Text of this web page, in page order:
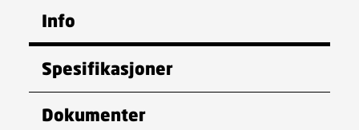
Info
Spesifikasjoner
Dokumenter